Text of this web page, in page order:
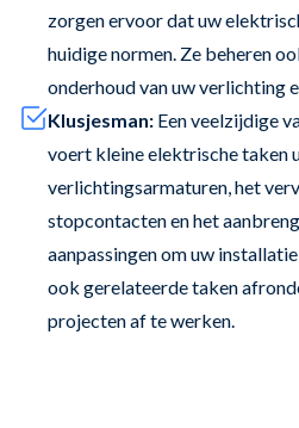
zorgen ervoor dat uw
huidige normen. Ze beheren
onderhoud van uw verlichting
Klusjesman: Een veelzijdige
voert kleine elektrische taken
verlichtingsarmaturen, het
stopcontacten en het
aanpassingen om uw
ook gerelateerde taken
projecten af te werken.